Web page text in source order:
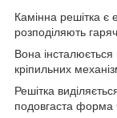
Камінна решітка є
розподіляють
Вона інсталюється
кріпильних
Решітка
подовгаста форма